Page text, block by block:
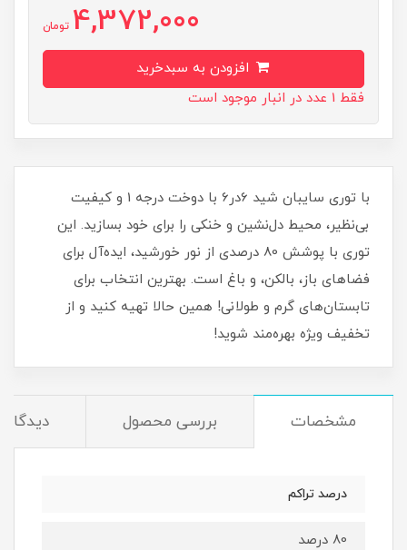
4,372,000 تومان
فقط 1 عدد در انبار موجود است
با توری سایبان شید 6در6 با دوخت درجه 1 و کیفیت
بی‌نظیر، محیط دل‌نشین و خنکی را برای خود بسازید. این
توری با پوشش 80 درصدی از نور خورشید، ایده‌آل برای
فضاهای باز، بالکن، و باغ است. بهترین انتخاب برای
تابستان‌های گرم و طولانی! همین حالا تهیه کنید و از
تخفیف ویژه بهره‌مند شوید!
مشخصات بررسی محصول
درصد تراکم
80 درصد